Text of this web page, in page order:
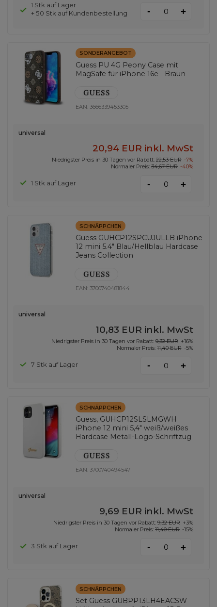
1 Stk auf Lager
+ 50 Stk auf Kundenbestellung
- +
SONDERANGEBOT
Guess PU 4G Peony Case mit
MagSafe für iPhone 16e - Braun
EAN: 3666339453305
universal
20,94 EUR inkl. MwSt
Niedrigster Preis in 30 Tagen vor Rabatt: 22,53 EUR -7%
Normaler Preis: 34,67 EUR -40%
1 Stk auf Lager - +
SCHNÄPPCHEN
Guess GUHCP12SPCUJULLB iPhone
12 mini 5.4" Blau/Hellblau Hardcase
Jeans Collection
EAN: 3700740481844
universal
10,83 EUR inkl. MwSt
Niedrigster Preis in 30 Tagen vor Rabatt: 9,32 EUR +16%
Normaler Preis: 11,40 EUR -5%
7 Stk auf Lager - +
SCHNÄPPCHEN
Guess, GUHCP12SLSLMGWH
iPhone 12 mini 5,4" weiß/weißes
Hardcase Metall-Logo-Schriftzug
EAN: 3700740494547
universal
9,69 EUR inkl. MwSt
Niedrigster Preis in 30 Tagen vor Rabatt: 9,32 EUR +3%
Normaler Preis: 11,40 EUR -15%
3 Stk auf Lager - +
SCHNÄPPCHEN
Set Guess GUBPP13LH4EACSW